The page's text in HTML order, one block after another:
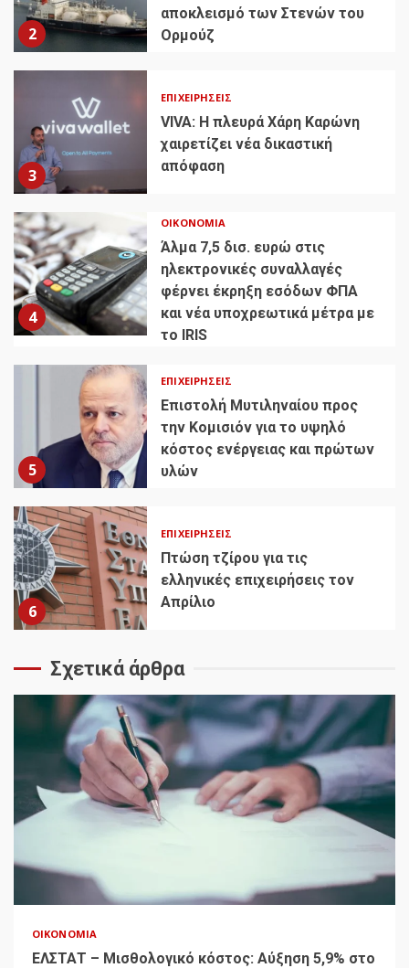
2
αποκλεισμό των Στενών του
Ορμούζ
3
ΕΠΙΧΕΙΡΉΣΕΙΣ
VIVA: Η πλευρά Χάρη Καρώνη
χαιρετίζει νέα δικαστική
απόφαση
4
ΟΙΚΟΝΟΜΊΑ
Άλμα 7,5 δισ. ευρώ στις
ηλεκτρονικές συναλλαγές
φέρνει έκρηξη εσόδων ΦΠΑ
και νέα υποχρεωτικά μέτρα με
το IRIS
5
ΕΠΙΧΕΙΡΉΣΕΙΣ
Επιστολή Μυτιληναίου προς
την Κομισιόν για το υψηλό
κόστος ενέργειας και πρώτων
υλών
6
ΕΠΙΧΕΙΡΉΣΕΙΣ
Πτώση τζίρου για τις
ελληνικές επιχειρήσεις τον
Απρίλιο
Σχετικά άρθρα
ΟΙΚΟΝΟΜΊΑ
ΕΛΣΤΑΤ – Μισθολογικό κόστος: Αύξηση 5,9% στο